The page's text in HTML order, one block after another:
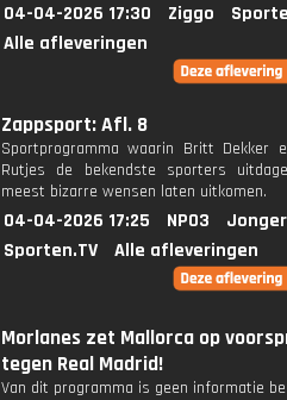
04-04-2026 17:30 Ziggo
Alle afleveringen
Zappsport: Afl. 8
Sportprogramma waarin Britt Dekker
Rutjes de bekendste sporters
meest bizarre wensen laten uitkomen.
04-04-2026 17:25 NPO3
Sporten.TV
Alle afleveringen
Morlanes zet Mallorca op
tegen Real Madrid!
Van dit programma is geen informatie